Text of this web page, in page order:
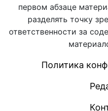
первом абзаце
разделять точку
ответственности за
Политика